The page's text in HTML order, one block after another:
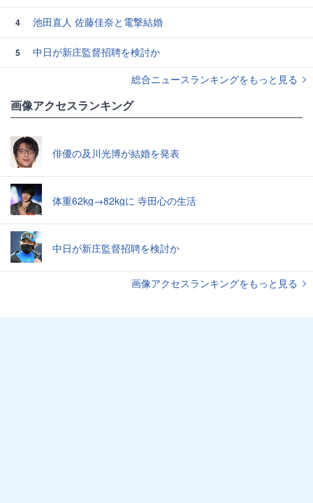
4 池田直人 佐藤佳奈と電撃結婚
5
中日が新庄監督招聘を検討か
総合ニュースランキングをもっと見る
画像アクセスランキング
俳優の及川光博が結婚を発表
体重62kg→82kgに 寺田心の生活
中日が新庄監督招聘を検討か
画像アクセスランキングをもっと見る